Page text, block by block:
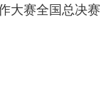
大赛全国总决赛